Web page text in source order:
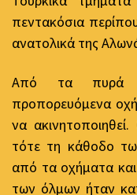
πεντακόσια
ανατολικά της
Από τα πυρά
προπορευόμενα
να
τότε τη κάθοδο
από τα οχήματα
των όλμων ήταν